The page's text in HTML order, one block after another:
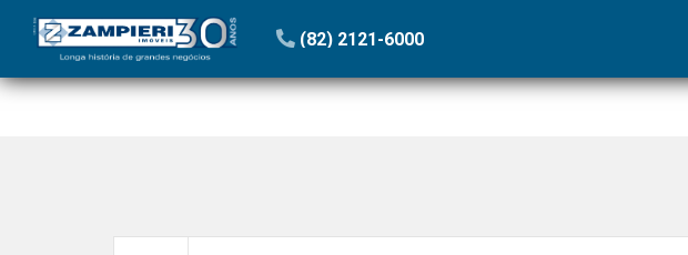
(82) 2121-6000
Início»Blog»Jatiúca é o bairro perfeito para você que gosta de ter tudo por perto